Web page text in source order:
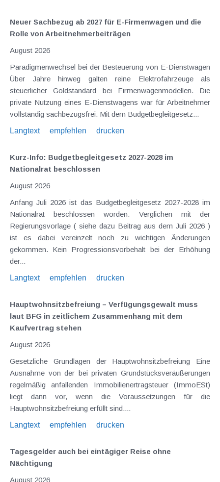
Neuer Sachbezug ab 2027 für E-Firmenwagen und die
Rolle von Arbeitnehmer​­beiträgen
August 2026
Paradigmenwechsel bei der Besteuerung von E-Dienstwagen
Über Jahre hinweg galten reine Elektrofahrzeuge als
steuerlicher Goldstandard bei Firmenwagenmodellen. Die
private Nutzung eines E-Dienstwagens war für Arbeitnehmer
vollständig sachbezugsfrei. Mit dem Budgetbegleitgesetz...
Langtext
empfehlen drucken
Kurz-Info: Budgetbegleitgesetz 2027-2028 im
Nationalrat beschlossen
August 2026
Anfang Juli 2026 ist das Budgetbegleitgesetz 2027-2028 im
Nationalrat beschlossen worden. Verglichen mit der
Regierungsvorlage ( siehe dazu Beitrag aus dem Juli 2026 )
ist es dabei vereinzelt noch zu wichtigen Änderungen
gekommen. Kein Progressionsvorbehalt bei der Erhöhung
der...
Langtext
empfehlen drucken
Hauptwohnsitz​­befreiung – Verfügungsgewalt muss
laut BFG in zeitlichem Zusammenhang mit dem
Kaufvertrag stehen
August 2026
Gesetzliche Grundlagen der Hauptwohnsitzbefreiung Eine
Ausnahme von der bei privaten Grundstücksveräußerungen
regelmäßig anfallenden Immobilienertragsteuer (ImmoESt)
liegt dann vor, wenn die Voraussetzungen für die
Hauptwohnsitzbefreiung erfüllt sind....
Langtext
empfehlen drucken
Tagesgelder auch bei eintägiger Reise ohne
Nächtigung
August 2026